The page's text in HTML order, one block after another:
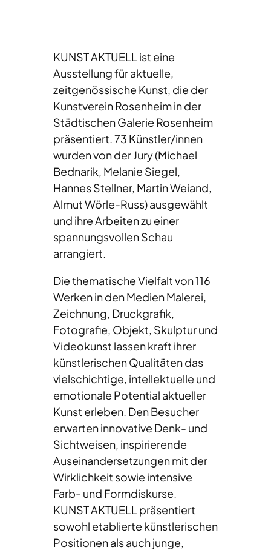
KUNST AKTUELL ist eine
Ausstellung für aktuelle,
zeitgenössische Kunst, die der
Kunstverein Rosenheim in der
Städtischen Galerie Rosenheim
präsentiert. 73 Künstler/innen
wurden von der Jury (Michael
Bednarik, Melanie Siegel,
Hannes Stellner, Martin Weiand,
Almut Wörle-Russ) ausgewählt
und ihre Arbeiten zu einer
spannungsvollen Schau
arrangiert.
Die thematische Vielfalt von 116
Werken in den Medien Malerei,
Zeichnung, Druckgrafik,
Fotografie, Objekt, Skulptur und
Videokunst lassen kraft ihrer
künstlerischen Qualitäten das
vielschichtige, intellektuelle und
emotionale Potential aktueller
Kunst erleben. Den Besucher
erwarten innovative Denk- und
Sichtweisen, inspirierende
Auseinandersetzungen mit der
Wirklichkeit sowie intensive
Farb- und Formdiskurse.
KUNST AKTUELL präsentiert
sowohl etablierte künstlerischen
Positionen als auch junge,